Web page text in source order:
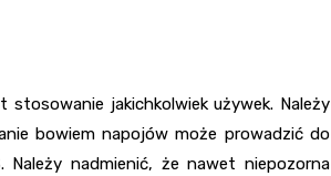
jakichkolwiek używek. Należy
bowiem napojów może prowadzić do
Należy nadmienić, że nawet niepozorna